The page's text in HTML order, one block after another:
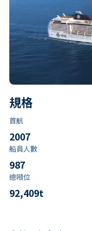
規格
首航
2007
船員人數
987
總噸位
92,409t